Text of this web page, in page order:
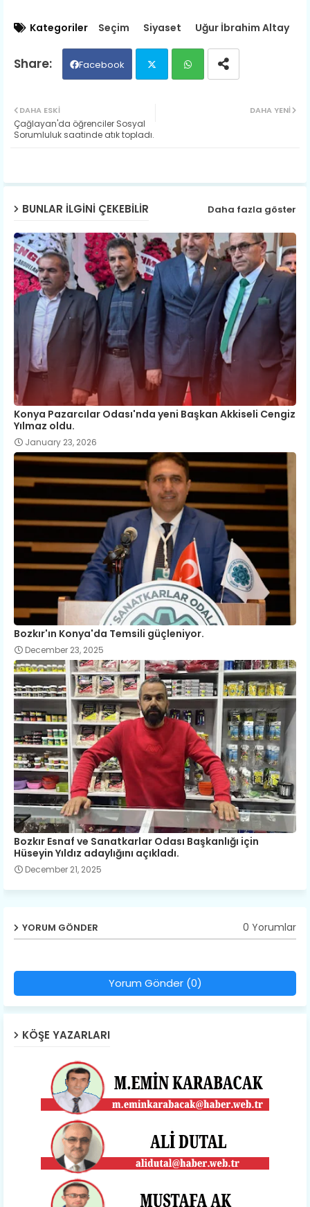
Kategoriler Seçim Siyaset Uğur İbrahim Altay
Facebook
p
DAHA YENI
DAHA ESKI
Çağlayan'da öğrenciler Sosyal
Sorumluluk saatinde atık topladı.
BUNLAR ILGINI ÇEKEBILIR Daha fazla göster
Konya Pazarcılar Odası'nda yeni Başkan Akkiseli Cengiz
Yılmaz oldu.
January 23, 2026
Bozkır'ın Konya'da Temsili güçleniyor.
December 23, 2025
Bozkır Esnaf ve Sanatkarlar Odası Başkanlığı için
Hüseyin Yıldız adaylığını açıkladı.
December 21, 2025
YORUM GÖNDER 0 Yorumlar
Yorum Gönder (0)
KÖŞE YAZARLARI